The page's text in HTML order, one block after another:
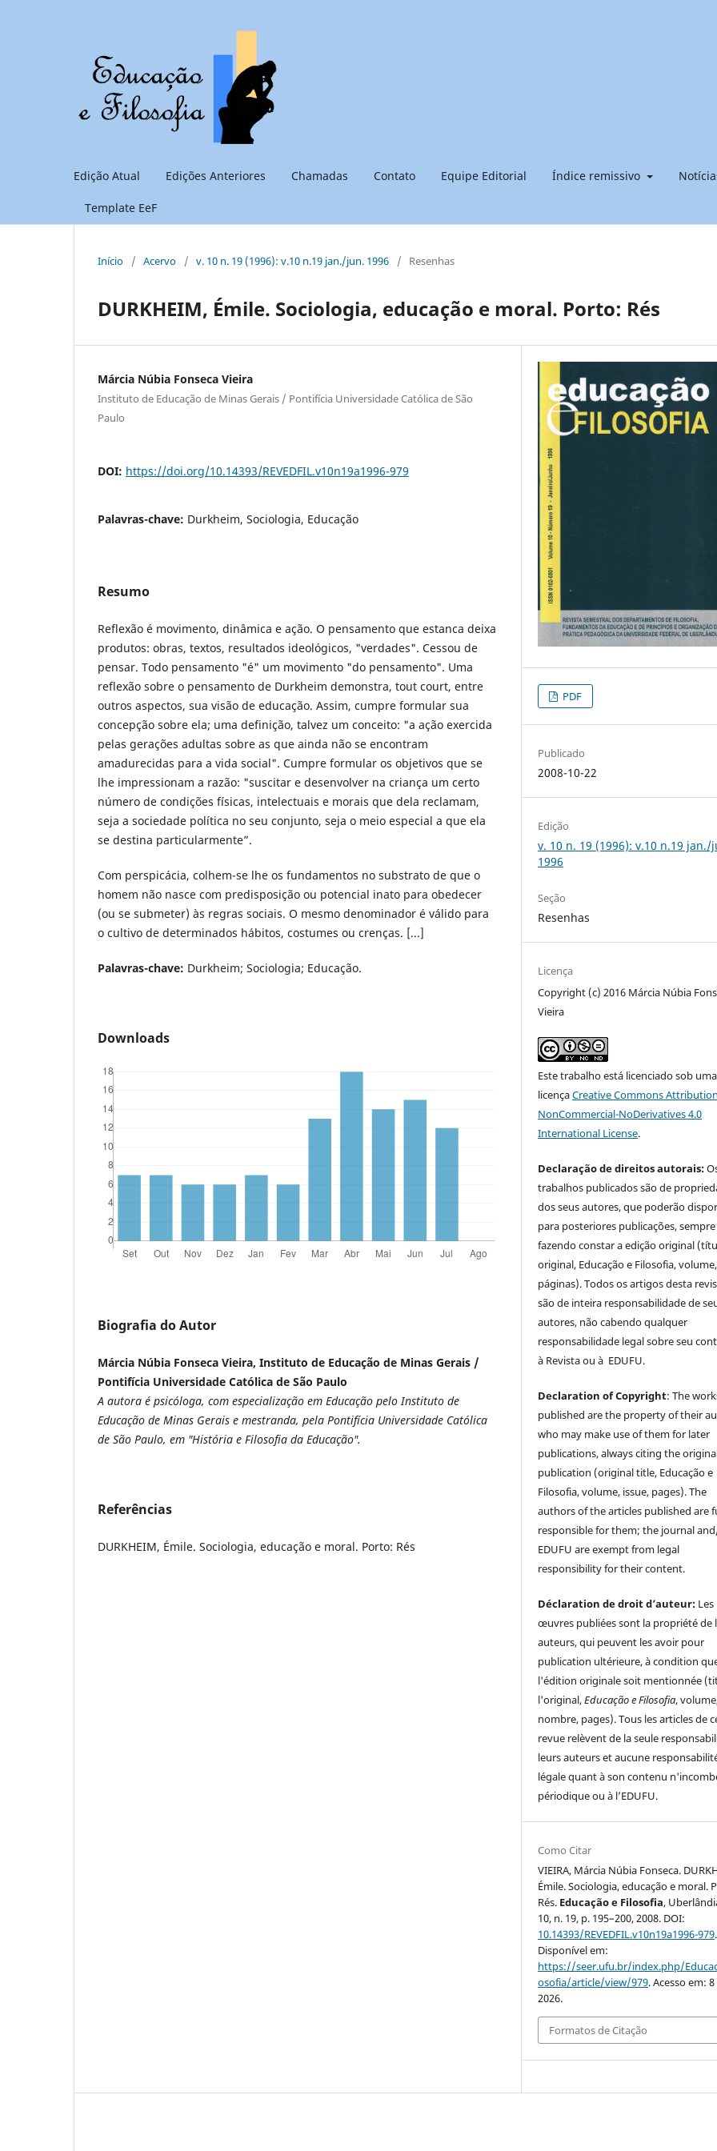
Edição Atual Edições Anteriores Chamadas Contato Equipe Editorial Índice remissivo
Template EeF
Início / Acervo / v. 10 n. 19 (1996): v.10 n.19 jan./jun. 1996 / Resenhas
DURKHEIM, Émile. Sociologia, educação e moral. Porto: Rés
Márcia Núbia Fonseca Vieira
Instituto de Educação de Minas Gerais / Pontifícia Universidade Católica de São
Paulo
DOI: https://doi.org/10.14393/REVEDFIL.v10n19a1996-979
Palavras-chave: Durkheim, Sociologia, Educação
Resumo
Reflexão é movimento, dinâmica e ação. O pensamento que estanca deixa
produtos: obras, textos, resultados ideológicos, "verdades". Cessou de
pensar. Todo pensamento "é" um movimento "do pensamento". Uma
reflexão sobre o pensamento de Durkheim demonstra, tout court, entre
outros aspectos, sua visão de educação. Assim, cumpre formular sua
concepção sobre ela; uma definição, talvez um conceito: "a ação exercida
pelas gerações adultas sobre as que ainda não se encontram
amadurecidas para a vida social". Cumpre formular os objetivos que se
lhe impressionam a razão: "suscitar e desenvolver na criança um certo
número de condições físicas, intelectuais e morais que dela reclamam,
seja a sociedade política no seu conjunto, seja o meio especial a que ela
se destina particularmente”.
Com perspicácia, colhem-se lhe os fundamentos no substrato de que o
homem não nasce com predisposição ou potencial inato para obedecer
(ou se submeter) às regras sociais. O mesmo denominador é válido para
o cultivo de determinados hábitos, costumes ou crenças. [...]
Palavras-chave: Durkheim; Sociologia; Educação.
Downloads
Biografia do Autor
Márcia Núbia Fonseca Vieira, Instituto de Educação de Minas Gerais /
Pontifícia Universidade Católica de São Paulo
A autora é psicóloga, com especialização em Educação pelo Instituto de
Educação de Minas Gerais e mestranda, pela Pontifícia Universidade Católica
de São Paulo, em "História e Filosofia da Educação".
Referências
DURKHEIM, Émile. Sociologia, educação e moral. Porto: Rés
PDF
Publicado
2008-10-22
Edição
v. 10 n. 19 (1996): v.10 n.19 jan./
1996
Seção
Resenhas
Licença
Copyright (c) 2016 Márcia Núbia
Vieira
Este trabalho está licenciado sob uma
licençaCreative Commons
NonCommercial-NoDerivatives 4.0
International License.
Declaração de direitos autorais:
trabalhos publicados são de
dos seus autores, que poderão
para posteriores publicações, sempre
fazendo constar a edição original
original, Educação e Filosofia,
páginas). Todos os artigos desta
são de inteira responsabilidade de
autores, não cabendo qualquer
responsabilidade legal sobre seu
à Revista ou à EDUFU.
Declaration of Copyright: The
published are the property of their
who may make use of them for later
publications, always citing the
publication (original title, Educação e
Filosofia, volume, issue, pages). The
authors of the articles published are
responsible for them; the journal
EDUFU are exempt from legal
responsibility for their content.
Déclaration de droit d’auteur: Les
œuvres publiées sont la propriété de
auteurs, qui peuvent les avoir pour
publication ultérieure, à condition
l'édition originale soit mentionnée
l'original,Educação e Filosofia,
nombre, pages). Tous les articles de
revue relèvent de la seule
leurs auteurs et aucune
légale quant à son contenu
périodique ou à l’EDUFU.
Como Citar
VIEIRA, Márcia Núbia Fonseca.
Émile. Sociologia, educação e moral.
Rés. Educação e Filosofia,
10, n. 19, p. 195–200, 2008. DOI:
10.14393/REVEDFIL.v10n19a1996-979.
Disponível em:
https://seer.ufu.br/index.php/
osofia/article/view/979. Acesso em:
2026.
Formatos de Citação